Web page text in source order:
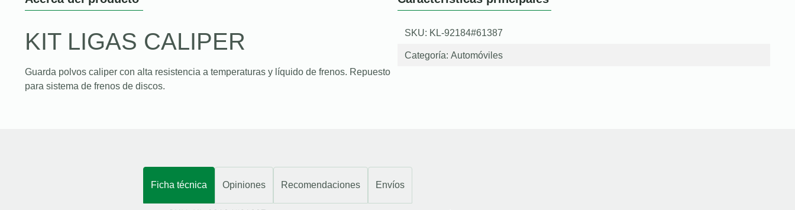
KIT LIGAS CALIPER
Guarda polvos caliper con alta resistencia a temperaturas y líquido de frenos. Repuesto
para sistema de frenos de discos.
SKU: KL-92184#61387
Categoría: Automóviles
Ficha técnica Opiniones Recomendaciones Envíos